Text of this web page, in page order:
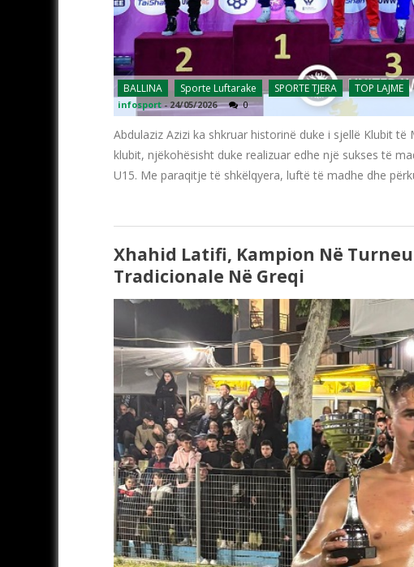
BALLINA Sporte Luftarake SPORTE TJERA TOP LAJME
infosport -24/05/2026 0
Abdulaziz Azizi ka shkruar historinë duke i sjellë Klubit
klubit, njëkohësisht duke realizuar edhe një sukses të
U15. Me paraqitje të shkëlqyera, luftë të madhe dhe
Xhahid Latifi, Kampion Në
Tradicionale Në Greqi